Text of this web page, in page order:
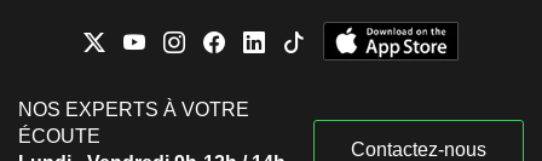
NOS EXPERTS À VOTRE
ÉCOUTE
Contactez-nous